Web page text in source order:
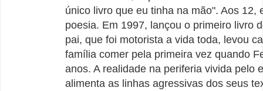
único livro que eu tinha na mão". Aos 12,
poesia. Em 1997, lançou o primeiro livro
pai, que foi motorista a vida toda, levou
família comer pela primeira vez quando
anos. A realidade na periferia vivida pelo
alimenta as linhas agressivas dos seus